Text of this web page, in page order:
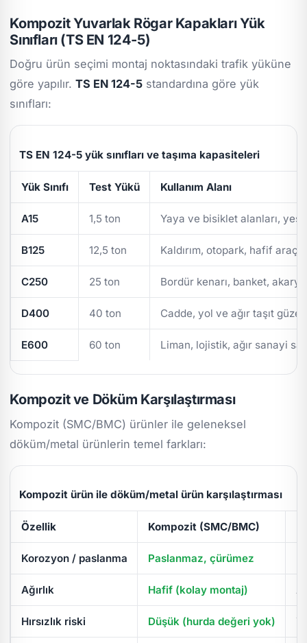
Kompozit Yuvarlak Rögar Kapakları Yük
Sınıfları (TS EN 124-5)
Doğru ürün seçimi montaj noktasındaki trafik yüküne
göre yapılır.TS EN 124-5 standardına göre yük
sınıfları:
TS EN 124-5 yük sınıfları ve taşıma kapasiteleri
Yük Sınıfı Test Yükü Kullanım Alanı
A15 1,5 ton Yaya ve bisiklet alanları,
B125 12,5 ton Kaldırım, otopark, hafif araç
C250 25 ton Bordür kenarı, banket,
D400 40 ton Cadde, yol ve ağır taşıt
E600 60 ton Liman, lojistik, ağır sanayi
Kompozit ve Döküm Karşılaştırması
Kompozit (SMC/BMC) ürünler ile geleneksel
döküm/metal ürünlerin temel farkları:
Kompozit ürün ile döküm/metal ürün karşılaştırması
Özellik Kompozit (SMC/BMC)
Korozyon / paslanma Paslanmaz, çürümez
Ağırlık Hafif (kolay montaj)
Hırsızlık riski Düşük (hurda değeri yok)